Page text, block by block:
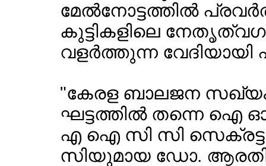
മേല്‍നോട്ടത്തില്‍
കുട്ടികളിലെ
വളര്‍ത്തുന്ന വേദിയായി
"കേരള ബാലജന
ഘട്ടത്തില്‍ തന്നെ ഐ
എ ഐ സി സി
സിയുമായ ഡോ.